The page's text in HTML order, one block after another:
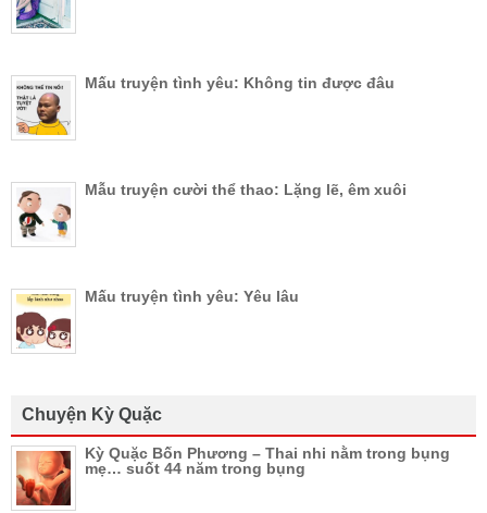
Mấu truyện tình yêu: Không tin được đâu
Mẫu truyện cười thể thao: Lặng lẽ, êm xuôi
Mấu truyện tình yêu: Yêu lâu
Chuyện Kỳ Quặc
Kỳ Quặc Bốn Phương – Thai nhi nằm trong bụng
mẹ… suốt 44 năm trong bụng